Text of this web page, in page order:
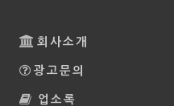
회사소개
광고문의
업소록